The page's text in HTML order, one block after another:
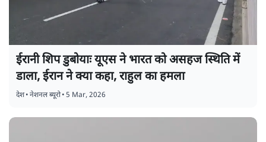
ईरानी शिप डुबोयाः यूएस ने भारत को असहज स्थिति में
डाला, ईरान ने क्या कहा, राहुल का हमला
देश•नेशनल ब्यूरो•5 Mar, 2026